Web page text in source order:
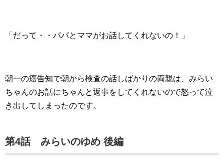
「だって・・パパとママがお話してくれないの！」
朝一の癌告知で朝から検査の話しばかりの両親は、みらい
ちゃんのお話にちゃんと返事をしてくれないので怒って泣
き出してしまったのです。
第4話 みらいのゆめ 後編